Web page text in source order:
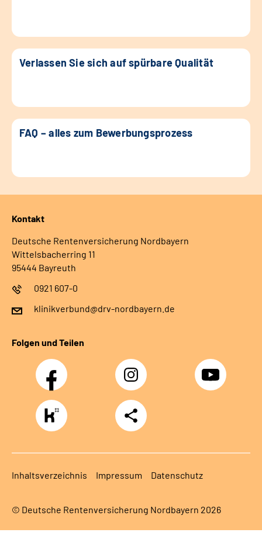
Verlassen Sie sich auf spürbare Qualität
FAQ – alles zum Bewerbungsprozess
Kontakt
Deutsche Rentenversicherung Nordbayern
Wittelsbacherring 11
95444 Bayreuth
0921 607-0
klinikverbund@drv-nordbayern.de
Folgen und Teilen
Facebook Instagram Youtube
https://www.kununu.com/de/deutsche-
rentenversicherung-
nordbayern6
Teilen
Inhaltsverzeichnis Impressum Datenschutz
© Deutsche Rentenversicherung Nordbayern 2026